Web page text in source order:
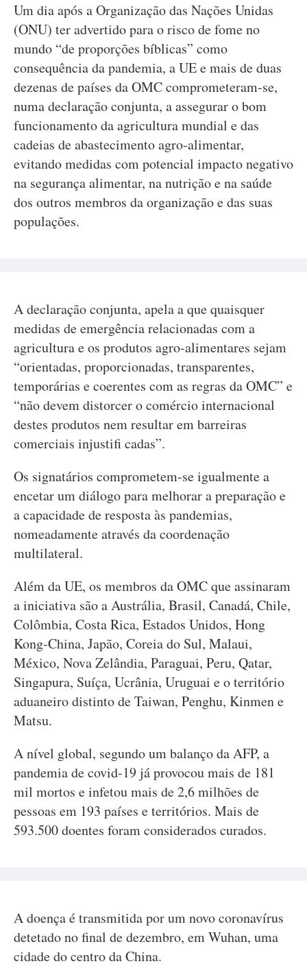
Um dia após a Organização das Nações Unidas
(ONU) ter advertido para o risco de fome no
mundo “de proporções bíblicas” como
consequência da pandemia, a UE e mais de duas
dezenas de países da OMC comprometeram-se,
numa declaração conjunta, a assegurar o bom
funcionamento da agricultura mundial e das
cadeias de abastecimento agro-alimentar,
evitando medidas com potencial impacto negativo
na segurança alimentar, na nutrição e na saúde
dos outros membros da organização e das suas
populações.
A declaração conjunta, apela a que quaisquer
medidas de emergência relacionadas com a
agricultura e os produtos agro-alimentares sejam
“orientadas, proporcionadas, transparentes,
temporárias e coerentes com as regras da OMC” e
“não devem distorcer o comércio internacional
destes produtos nem resultar em barreiras
comerciais injustifi cadas”.
Os signatários comprometem-se igualmente a
encetar um diálogo para melhorar a preparação e
a capacidade de resposta às pandemias,
nomeadamente através da coordenação
multilateral.
Além da UE, os membros da OMC que assinaram
a iniciativa são a Austrália, Brasil, Canadá, Chile,
Colômbia, Costa Rica, Estados Unidos, Hong
Kong-China, Japão, Coreia do Sul, Malaui,
México, Nova Zelândia, Paraguai, Peru, Qatar,
Singapura, Suíça, Ucrânia, Uruguai e o território
aduaneiro distinto de Taiwan, Penghu, Kinmen e
Matsu.
A nível global, segundo um balanço da AFP, a
pandemia de covid-19 já provocou mais de 181
mil mortos e infetou mais de 2,6 milhões de
pessoas em 193 países e territórios. Mais de
593.500 doentes foram considerados curados.
A doença é transmitida por um novo coronavírus
detetado no final de dezembro, em Wuhan, uma
cidade do centro da China.